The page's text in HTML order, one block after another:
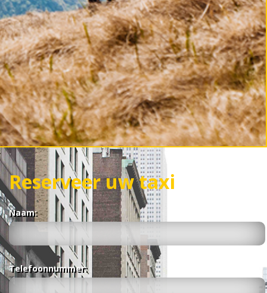
Reserveer uw taxi
Naam:
Telefoonnummer: